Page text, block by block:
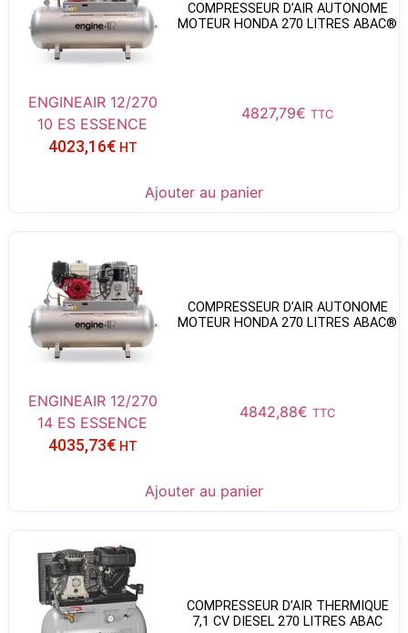
COMPRESSEUR D’AIR AUTONOME
MOTEUR HONDA 270 LITRES ABAC®
ENGINEAIR 12/270
10 ES ESSENCE
4827,79€ TTC
4023,16€ HT
Ajouter au panier
COMPRESSEUR D’AIR AUTONOME
MOTEUR HONDA 270 LITRES ABAC®
ENGINEAIR 12/270
14 ES ESSENCE
4842,88€ TTC
4035,73€ HT
Ajouter au panier
COMPRESSEUR D’AIR THERMIQUE
7,1 CV DIESEL 270 LITRES ABAC